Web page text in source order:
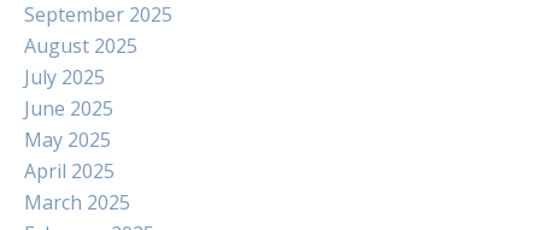
September 2025
August 2025
July 2025
June 2025
May 2025
April 2025
March 2025